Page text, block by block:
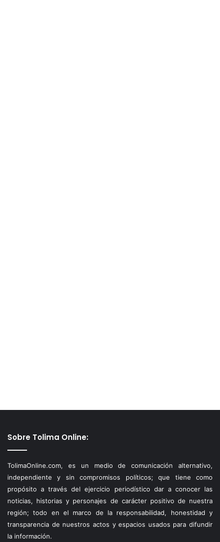
Sobre Tolima Online:
TolimaOnline.com, es un medio de comunicación alternativo,
independiente y sin compromisos políticos; que tiene como
propósito a través del ejercicio periodístico dar a conocer las
noticias, historias y personajes de carácter positivo de nuestra
región; todo en el marco de la responsabilidad, honestidad y
transparencia de nuestros actos y espacios usados para difundir
la información.